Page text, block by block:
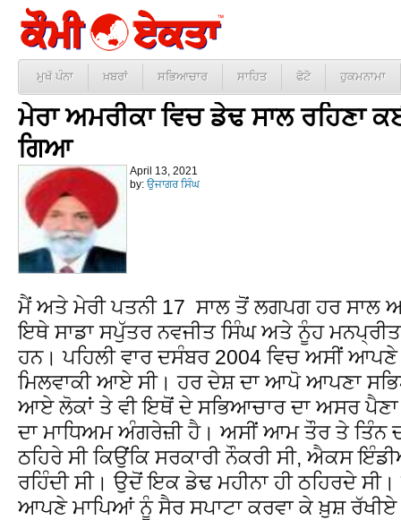
ਮੁਖੱ ਪੰਨਾ ਖ਼ਬਰਾਂ ਸਭਿਆਚਾਰ ਸਾਹਿਤ ਫੋਟੋ ਹੁਕਮਨਾਮਾ
ਮੇਰਾ ਅਮਰੀਕਾ ਵਿਚ ਡੇਢ ਸਾਲ ਰਹਿਣਾ
ਗਿਆ
April 13, 2021
by: ਉਜਾਗਰ ਸਿੰਘ
ਮੈਂ ਅਤੇ ਮੇਰੀ ਪਤਨੀ 17 ਸਾਲ ਤੋਂ ਲਗਪਗ ਹਰ ਸਾਲ
ਇਥੇ ਸਾਡਾ ਸਪੁੱਤਰ ਨਵਜੀਤ ਸਿੰਘ ਅਤੇ ਨੂੰਹ
ਹਨ। ਪਹਿਲੀ ਵਾਰ ਦਸੰਬਰ 2004 ਵਿਚ ਅਸੀਂ
ਮਿਲਵਾਕੀ ਆਏ ਸੀ। ਹਰ ਦੇਸ਼ ਦਾ ਆਪੋ ਆਪਣਾ
ਆਏ ਲੋਕਾਂ ਤੇ ਵੀ ਇਥੋਂ ਦੇ ਸਭਿਆਚਾਰ ਦਾ ਅਸਰ
ਦਾ ਮਾਧਿਅਮ ਅੰਗਰੇਜ਼ੀ ਹੈ। ਅਸੀਂ ਆਮ ਤੌਰ ਤੇ ਤਿੰਨ
ਠਹਿਰੇ ਸੀ ਕਿਉਂਕਿ ਸਰਕਾਰੀ ਨੌਕਰੀ ਸੀ, ਐਕਸ
ਰਹਿੰਦੀ ਸੀ। ਉਦੋਂ ਇਕ ਡੇਢ ਮਹੀਨਾ ਹੀ ਠਹਿਰਦੇ
ਆਪਣੇ ਮਾਪਿਆਂ ਨੂੰ ਸੈਰ ਸਪਾਟਾ ਕਰਵਾ ਕੇ ਖ਼ੁਸ਼